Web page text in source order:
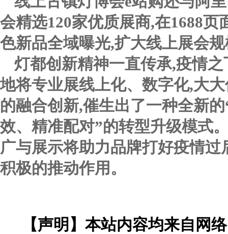
会精选120家优质展商,在1688
色新品全域曝光,扩大线上展会
灯都创新精神一直传承,疫情
地将专业展线上化、数字化,大
的融合创新,催生出了一种全新
效、精准配对”的转型升级模式
广与展示将助力品牌打好疫情
积极的推动作用。
【声明】本站内容均来自网